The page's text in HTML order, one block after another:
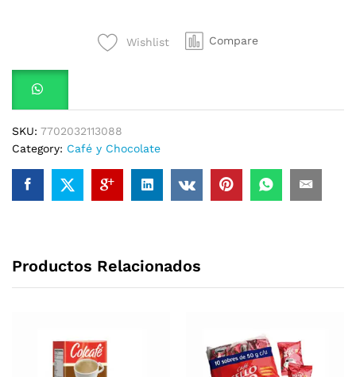
Wishlist Compare
SKU: 7702032113088
Category: Café y Chocolate
Productos Relacionados